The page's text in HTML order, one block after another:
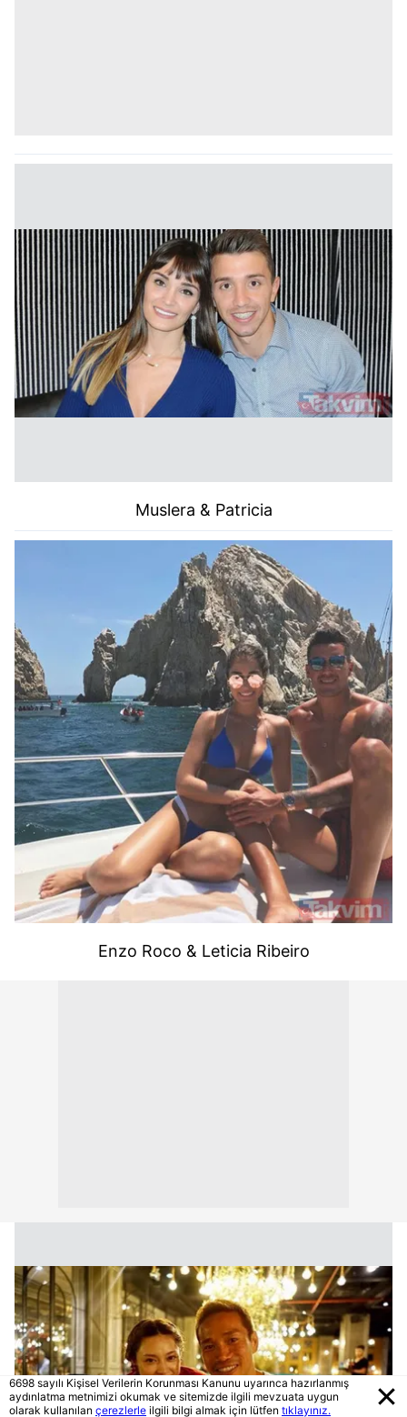
Muslera & Patricia
Enzo Roco & Leticia Ribeiro
6698 sayılı Kişisel Verilerin Korunması Kanunu uyarınca hazırlanmış
aydınlatma metnimizi okumak ve sitemizde ilgili mevzuata uygun
olarak kullanılan çerezlerle ilgili bilgi almak için lütfen tıklayınız.